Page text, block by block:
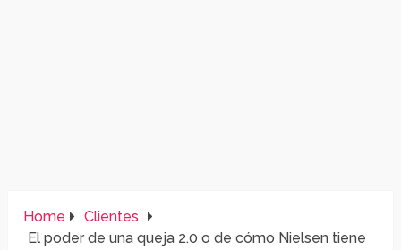
Home
Clientes
El poder de una queja 2.0 o de cómo Nielsen tiene